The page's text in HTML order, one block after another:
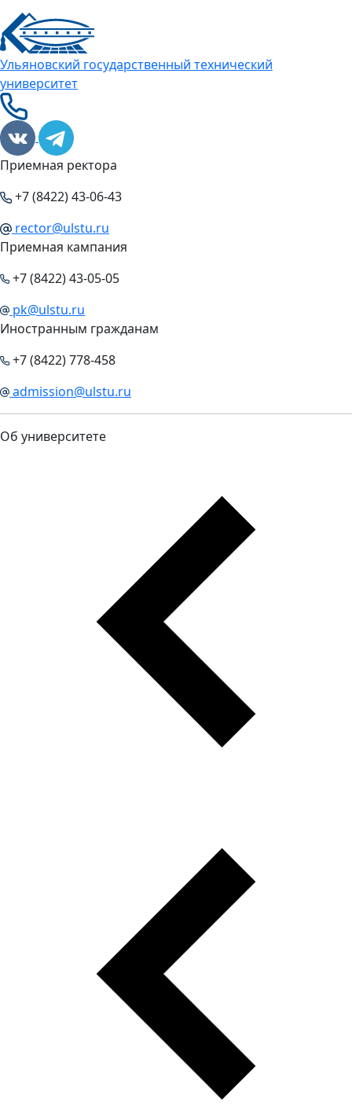
Ульяновский государственный технический
университет
Приемная ректора
+7 (8422) 43-06-43
rector@ulstu.ru
Приемная кампания
+7 (8422) 43-05-05
pk@ulstu.ru
Иностранным гражданам
+7 (8422) 778-458
admission@ulstu.ru
Об университете